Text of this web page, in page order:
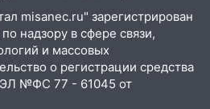
при развороте
водитель
misanec.ru" зарегистрирован
надзору в сфере связи,
и массовых
о регистрации средства
№ФС 77 - 61045 от